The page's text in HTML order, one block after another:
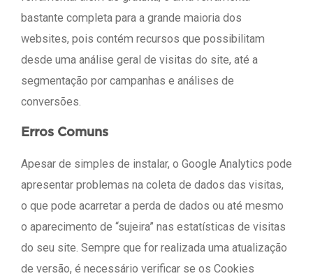
bastante completa para a grande maioria dos
websites, pois contém recursos que possibilitam
desde uma análise geral de visitas do site, até a
segmentação por campanhas e análises de
conversões.
Erros Comuns
Apesar de simples de instalar, o Google Analytics pode
apresentar problemas na coleta de dados das visitas,
o que pode acarretar a perda de dados ou até mesmo
o aparecimento de “sujeira” nas estatísticas de visitas
do seu site. Sempre que for realizada uma atualização
de versão, é necessário verificar se os Cookies